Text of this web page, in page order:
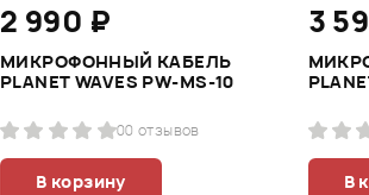
2 990 ₽
МИКРОФОННЫЙ КАБЕЛЬ
PLANET WAVES PW-MS-10
00 отзывов
В корзину
3
В